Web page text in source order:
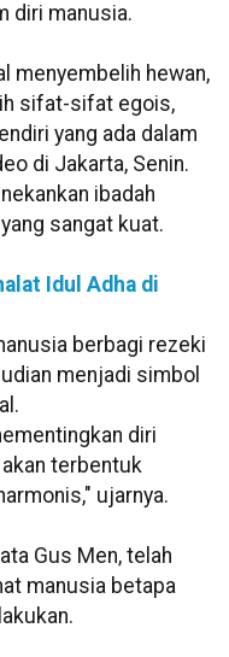
diri manusia.
menyembelih hewan,
sifat-sifat egois,
yang ada dalam
di Jakarta, Senin.
ibadah
sangat kuat.
Idul Adha di
berbagi rezeki
menjadi simbol
diri
terbentuk
ujarnya.
Gus Men, telah
manusia betapa